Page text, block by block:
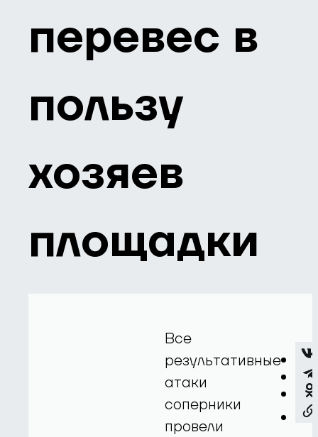
перевес в
пользу
хозяев
площадки
Все
результативные
атаки
соперники
провели